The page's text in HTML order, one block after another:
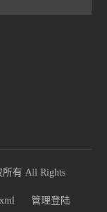
有 All Rights
管理登陆